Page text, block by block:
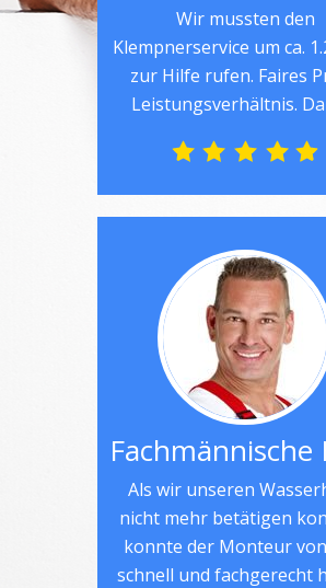
Wir mussten den
Klempnerservice um ca.
zur Hilfe rufen. Faires
Leistungsverhältnis.
Fachmännische
Als wir unseren
nicht mehr betätigen
konnte der Monteur
schnell und fachgerecht